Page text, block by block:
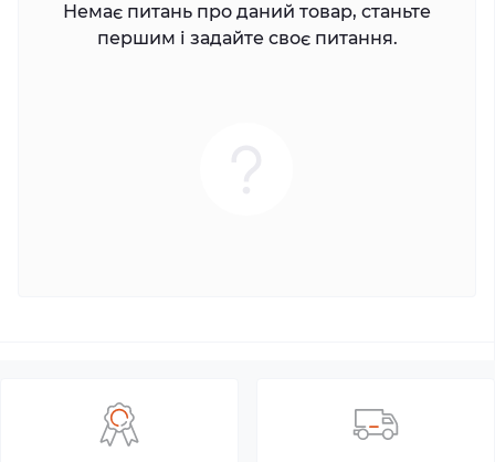
Немає питань про даний товар, станьте
першим і задайте своє питання.